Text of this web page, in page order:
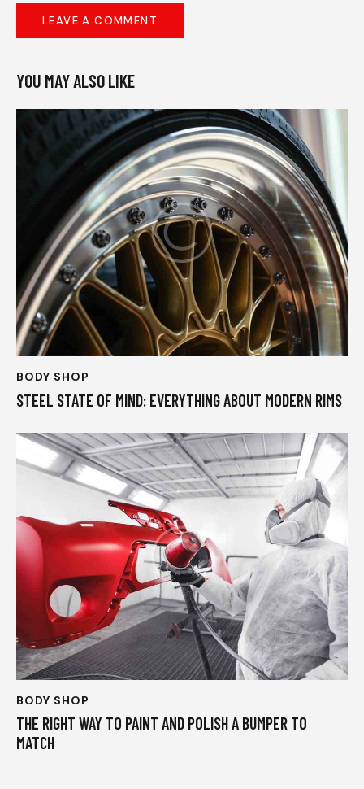
YOU MAY ALSO LIKE
BODY SHOP
STEEL STATE OF MIND: EVERYTHING ABOUT MODERN RIMS
BODY SHOP
THE RIGHT WAY TO PAINT AND POLISH A BUMPER TO
MATCH